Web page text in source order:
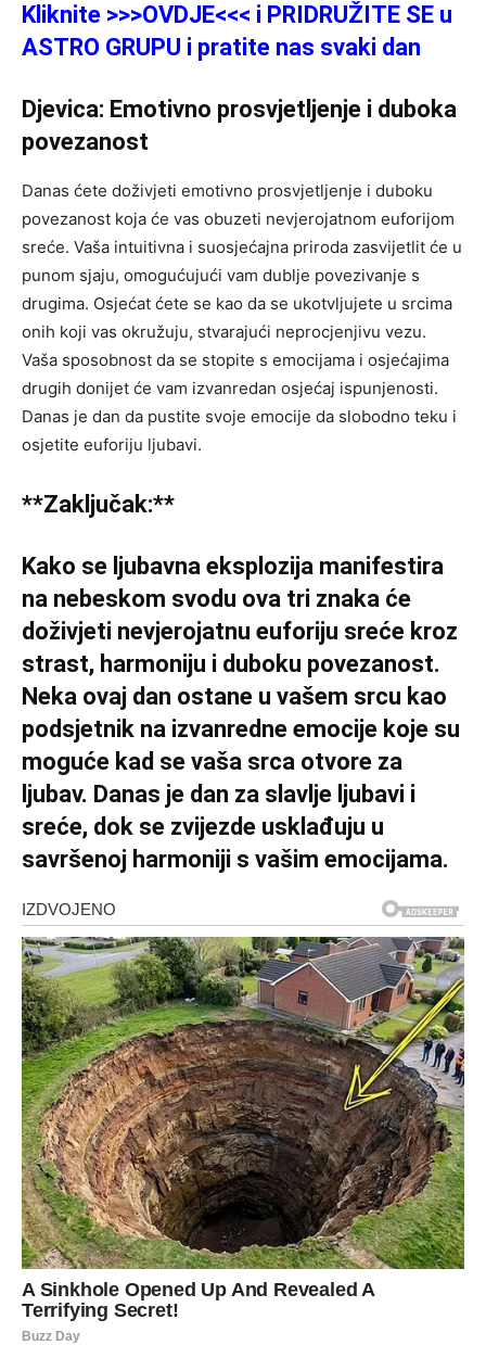
Kliknite >>>OVDJE<<< i PRIDRUŽITE SE u
ASTRO GRUPU i pratite nas svaki dan
Djevica: Emotivno prosvjetljenje i duboka
povezanost
Danas ćete doživjeti emotivno prosvjetljenje i duboku
povezanost koja će vas obuzeti nevjerojatnom euforijom
sreće. Vaša intuitivna i suosjećajna priroda zasvijetlit će u
punom sjaju, omogućujući vam dublje povezivanje s
drugima. Osjećat ćete se kao da se ukotvljujete u srcima
onih koji vas okružuju, stvarajući neprocjenjivu vezu.
Vaša sposobnost da se stopite s emocijama i osjećajima
drugih donijet će vam izvanredan osjećaj ispunjenosti.
Danas je dan da pustite svoje emocije da slobodno teku i
osjetite euforiju ljubavi.
**Zaključak:**
Kako se ljubavna eksplozija manifestira
na nebeskom svodu ova tri znaka će
doživjeti nevjerojatnu euforiju sreće kroz
strast, harmoniju i duboku povezanost.
Neka ovaj dan ostane u vašem srcu kao
podsjetnik na izvanredne emocije koje su
moguće kad se vaša srca otvore za
ljubav. Danas je dan za slavlje ljubavi i
sreće, dok se zvijezde usklađuju u
savršenoj harmoniji s vašim emocijama.